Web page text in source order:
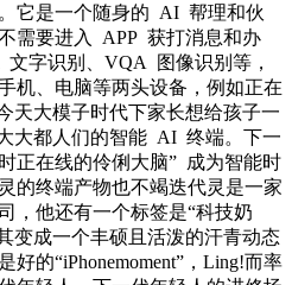
它是一个随身的 AI 帮理和伙
需要进入 APP 获打消息和办
字识别、VQA 图像识别等，
机、电脑等两头设备，例如正在
天大模子时代下家长想给孩子一
大都人们的智能 AI 终端。下一
正在线的伶俐大脑” 成为智能时
的终端产物也不竭迭代灵是一家
，他还有一个标签是“科技奶
变成一个丰硕且活泼的汗青动态
的“iPhonemoment”，Ling!而率